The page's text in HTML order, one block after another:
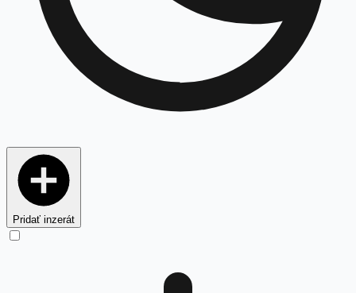
Pridať inzerát